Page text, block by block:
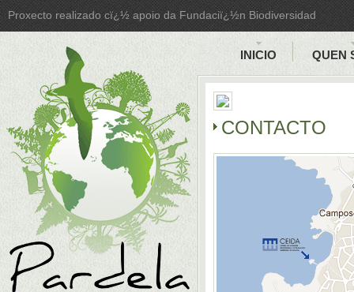
Proxecto realizado cï¿½ apoio da Fundaciï¿½n Biodiversidad
INICIO QUEN
CONTACTO